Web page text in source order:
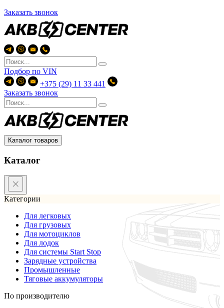
Заказать звонок
Подбор по VIN
+375 (29) 11 33 441
Заказать звонок
Каталог товаров
Каталог
Категории
Для легковых
Для грузовых
Для мотоциклов
Для лодок
Для системы Start Stop
Зарядные устройства
Промышленные
Тяговые аккумуляторы
По производителю